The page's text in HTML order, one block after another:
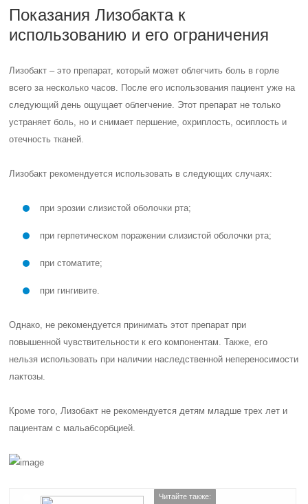
Показания Лизобакта к
использованию и его ограничения
Лизобакт – это препарат, который может облегчить боль в горле
всего за несколько часов. После его использования пациент уже на
следующий день ощущает облегчение. Этот препарат не только
устраняет боль, но и снимает першение, охриплость, осиплость и
отечность тканей.
Лизобакт рекомендуется использовать в следующих случаях:
при эрозии слизистой оболочки рта;
при герпетическом поражении слизистой оболочки рта;
при стоматите;
при гингивите.
Однако, не рекомендуется принимать этот препарат при
повышенной чувствительности к его компонентам. Также, его
нельзя использовать при наличии наследственной непереносимости
лактозы.
Кроме того, Лизобакт не рекомендуется детям младше трех лет и
пациентам с мальабсорбцией.
Читайте также: